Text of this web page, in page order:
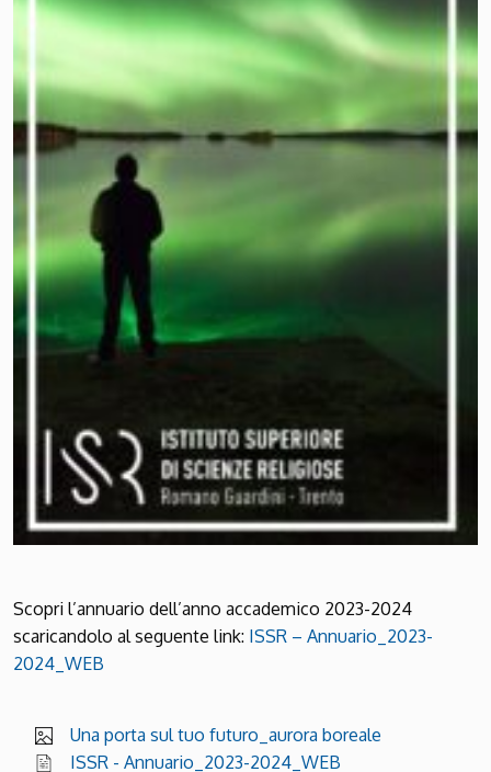
Scopri l’annuario dell’anno accademico 2023-2024
scaricandolo al seguente link: ISSR – Annuario_2023-
2024_WEB
Una porta sul tuo futuro_aurora boreale
ISSR - Annuario_2023-2024_WEB